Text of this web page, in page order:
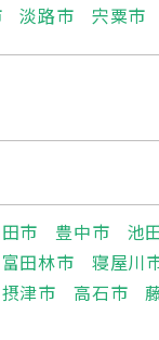
淡路市 宍粟市
市 豊中市 池
富田林市 寝屋川
摂津市 高石市